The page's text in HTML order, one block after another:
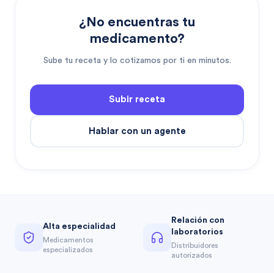
¿No encuentras tu
medicamento?
Sube tu receta y lo cotizamos por ti en minutos.
Subir receta
Hablar con un agente
Alta especialidad
Medicamentos
especializados
Relación con
laboratorios
Distribuidores
autorizados